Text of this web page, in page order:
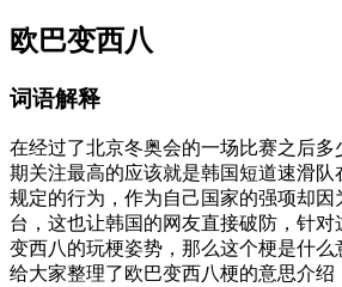
欧巴变西八
词语解释
在经过了北京冬奥会的一场比赛之后多
期关注最高的应该就是韩国短道速滑队
规定的行为，作为自己国家的强项却因
台，这也让韩国的网友直接破防，针
变西八的玩梗姿势，那么这个梗是什
给大家整理了欧巴变西八梗的意思介绍